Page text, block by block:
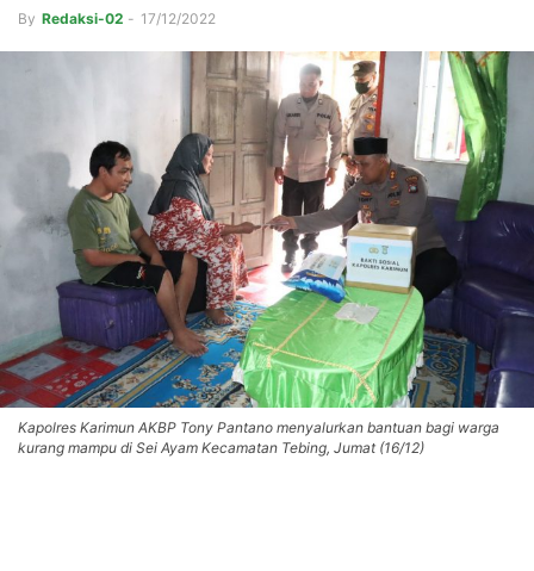
By Redaksi-02 - 17/12/2022
Kapolres Karimun AKBP Tony Pantano menyalurkan bantuan bagi warga
kurang mampu di Sei Ayam Kecamatan Tebing, Jumat (16/12)